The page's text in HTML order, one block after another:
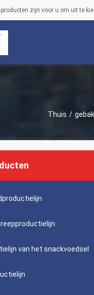
zijn voor u om uit te
Thuis /
van het snackvoedsel